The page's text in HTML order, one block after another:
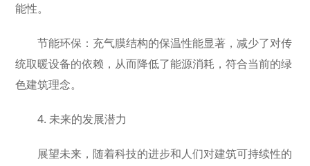
能性。
节能环保：充气膜结构的保温性能显著，减少了对传
统取暖设备的依赖，从而降低了能源消耗，符合当前的绿
色建筑理念。
4. 未来的发展潜力
展望未来，随着科技的进步和人们对建筑可持续性的